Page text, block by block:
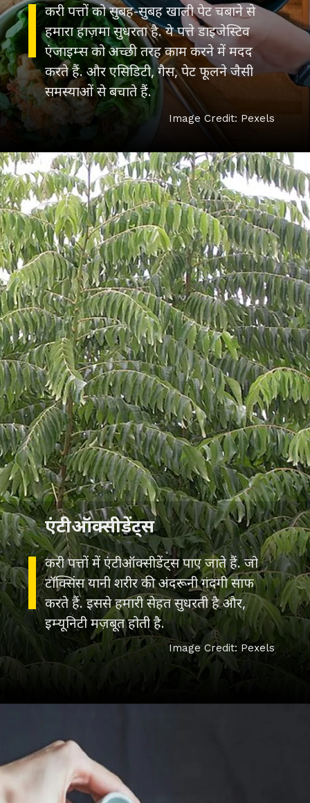
करी पत्तों को सुबह-सुबह खाली पेट चबाने से
हमारा हाज़मा सुधरता है. ये पत्ते डाइजेस्टिव
एंजाइम्स को अच्छी तरह काम करने में मदद
करते हैं. और एसिडिटी, गैस, पेट फूलने जैसी
समस्याओं से बचाते हैं.
Image Credit: Pexels
करी पत्तों में एंटीऑक्सीडेंट्स पाए जाते हैं. जो
टॉक्सिंस यानी शरीर की अंदरूनी गंदगी साफ
करते हैं. इससे हमारी सेहत सुधरती है और,
इम्यूनिटी मज़बूत होती है.
एंटीऑक्सीडेंट्स
Image Credit: Pexels